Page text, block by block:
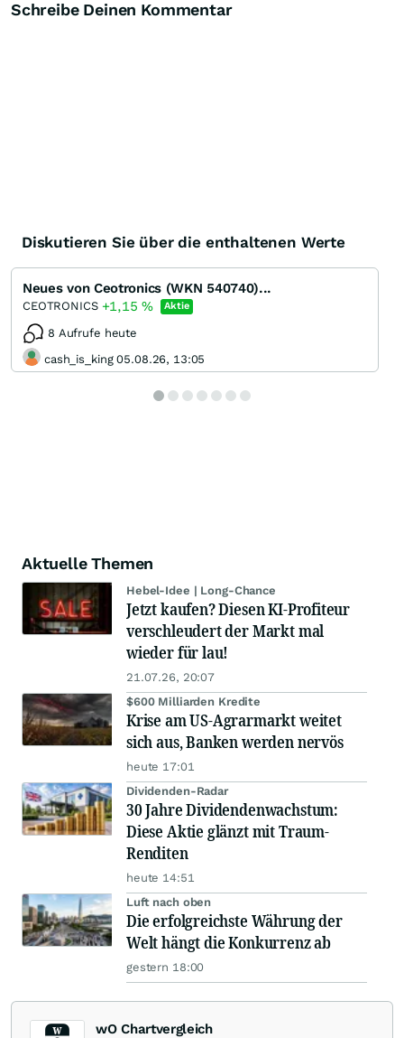
Schreibe Deinen Kommentar
Diskutieren Sie über die enthaltenen Werte
Neues von Ceotronics (WKN 540740)...
CEOTRONICS +1,15 % Aktie
8 Aufrufe heute
cash_is_king 05.08.26, 13:05
Aktuelle Themen
Hebel-Idee | Long-Chance
Jetzt kaufen? Diesen KI-Profiteur
verschleudert der Markt mal
wieder für lau!
21.07.26, 20:07
$600 Milliarden Kredite
Krise am US-Agrarmarkt weitet
sich aus, Banken werden nervös
heute 17:01
Dividenden-Radar
30 Jahre Dividendenwachstum:
Diese Aktie glänzt mit Traum-
Renditen
heute 14:51
Luft nach oben
Die erfolgreichste Währung der
Welt hängt die Konkurrenz ab
gestern 18:00
wO Chartvergleich